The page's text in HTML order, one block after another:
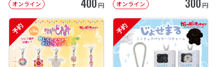
オンライン 円 オンライン 円
予約 予約